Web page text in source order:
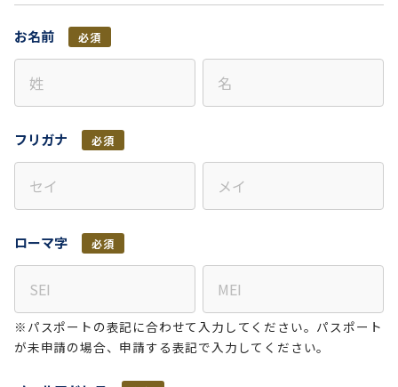
お名前 必須
フリガナ 必須
ローマ字 必須
※パスポートの表記に合わせて入力してください。パスポート
が未申請の場合、申請する表記で入力してください。